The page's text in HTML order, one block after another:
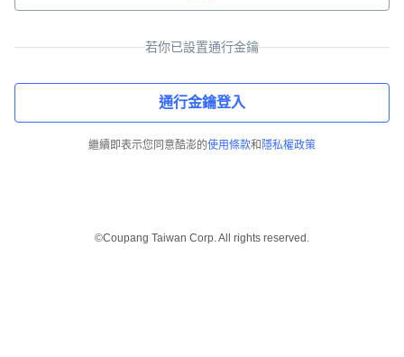
若你已設置通行金鑰
通行金鑰登入
繼續即表示您同意酷澎的使用條款和 隱私權政策
©Coupang Taiwan Corp. All rights reserved.